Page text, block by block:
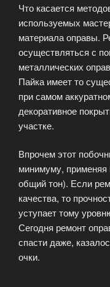
Что касается
используемых
материала оправы.
осуществляться с
металлических
Пайка имеет то
при самом
декоративное
участке.
Впрочем этот
минимуму, применяя
общий тон). Если
качества, то
уступает тому
Сегодня ремонт
спасти даже,
очки.